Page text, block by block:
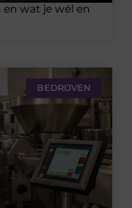
wat je wél en
BEDRIJVEN